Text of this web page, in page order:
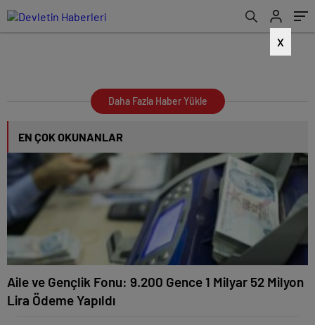
X
Daha Fazla Haber Yükle
EN ÇOK OKUNANLAR
Aile ve Gençlik Fonu: 9.200 Gence 1 Milyar 52 Milyon
Lira Ödeme Yapıldı